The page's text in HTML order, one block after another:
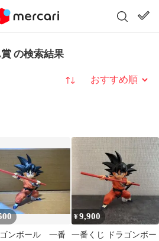
の検索結果
並び替え
ゴンボール 一番
¥9,900
一番くじ ドラゴンボー